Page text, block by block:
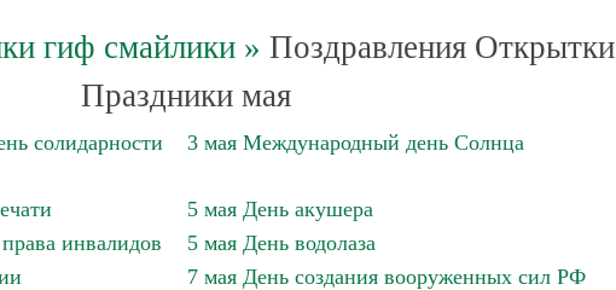
гиф смайлики» Поздравления Открытки
Праздники мая
солидарности
3 мая Международный день Солнца
5 мая День акушера
инвалидов
5 мая День водолаза
7 мая День создания вооруженных сил РФ